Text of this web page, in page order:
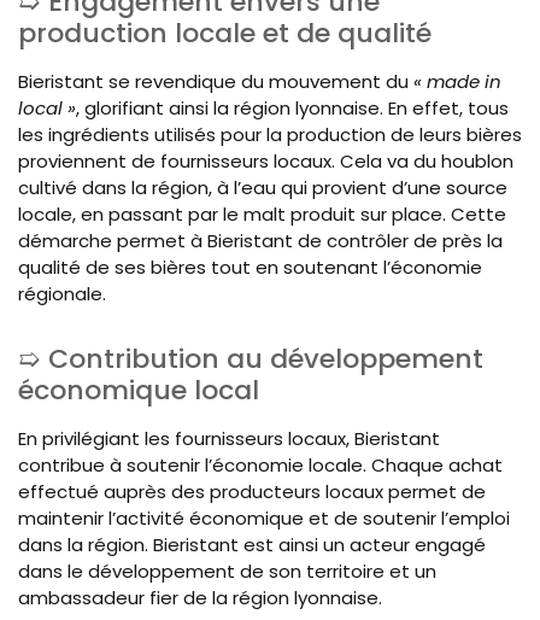
production locale et de qualité
Bieristant se revendique du mouvement du « made in
local », glorifiant ainsi la région lyonnaise. En effet, tous
les ingrédients utilisés pour la production de leurs bières
proviennent de fournisseurs locaux. Cela va du houblon
cultivé dans la région, à l’eau qui provient d’une source
locale, en passant par le malt produit sur place. Cette
démarche permet à Bieristant de contrôler de près la
qualité de ses bières tout en soutenant l’économie
régionale.
Contribution au développement
économique local
En privilégiant les fournisseurs locaux, Bieristant
contribue à soutenir l’économie locale. Chaque achat
effectué auprès des producteurs locaux permet de
maintenir l’activité économique et de soutenir l’emploi
dans la région. Bieristant est ainsi un acteur engagé
dans le développement de son territoire et un
ambassadeur fier de la région lyonnaise.